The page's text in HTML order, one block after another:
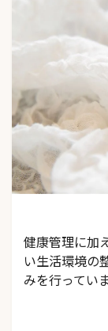
健康管理に加
い生活環境の
みを行っていま